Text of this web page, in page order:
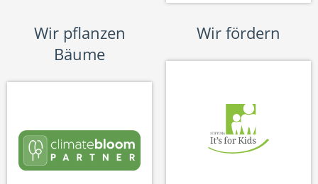
Wir pflanzen
Bäume
Wir fördern